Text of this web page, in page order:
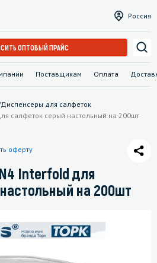
Поставщикам Оплата
Россия
ОПТОВЫЙ ПРАЙС
Диспенсеры для салфеток
салфеток серый настольный на 200шт
оферту
Interfold для
на 200шт